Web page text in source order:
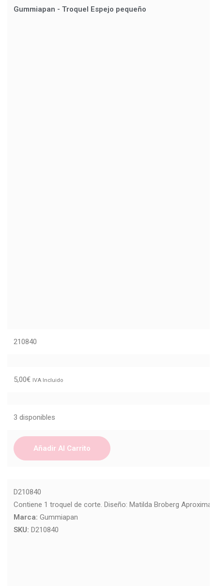
Gummiapan - Troquel Espejo pequeño
210840
5,00€ IVA Incluido
3 disponibles
Añadir Al Carrito
D210840
Contiene 1 troquel de corte. Diseño: Matilda Broberg
Marca: Gummiapan
SKU: D210840